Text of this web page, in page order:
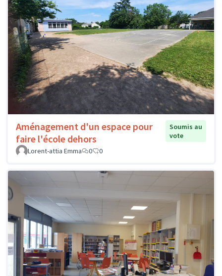
Aménagement d'un espace pour
faire l'école dehors
Soumis au
vote
Lorent-attia Emma
0 0